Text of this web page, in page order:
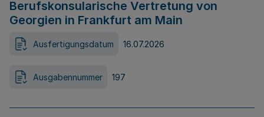
Berufskonsularische Vertretung von
Georgien in Frankfurt am Main
Ausfertigungsdatum 16.07.2026
Ausgabennummer 197